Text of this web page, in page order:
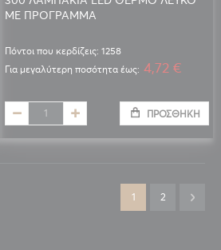
ΜΕ ΠΡΟΓΡΑΜΜΑ
Πόντοι που κερδίζεις: 1258
Για μεγαλύτερη ποσότητα έως: 4,72 €
ΠΡΟΣΘΉΚΗ
Διαβάζετε αυτή
1 Σελίδα
2